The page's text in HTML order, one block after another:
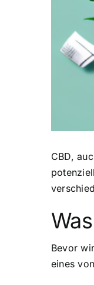
CBD,
Bevor
eines